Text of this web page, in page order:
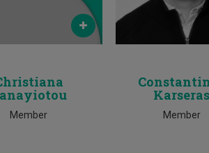
Member
Phone
25002025
Karseras
Member